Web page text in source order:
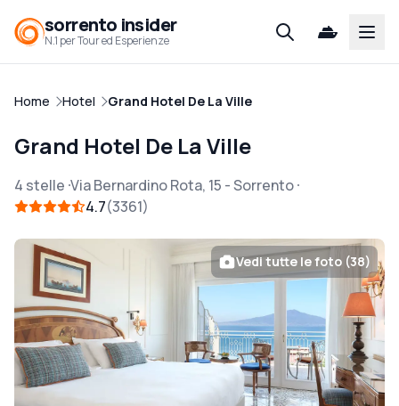
sorrento insider
N.1 per Tour ed Esperienze
Home Hotel Grand Hotel De La Ville
Grand Hotel De La Ville
4 stelle Via Bernardino Rota, 15 -Sorrento
4.7 3361
Vedi tutte le foto (38)